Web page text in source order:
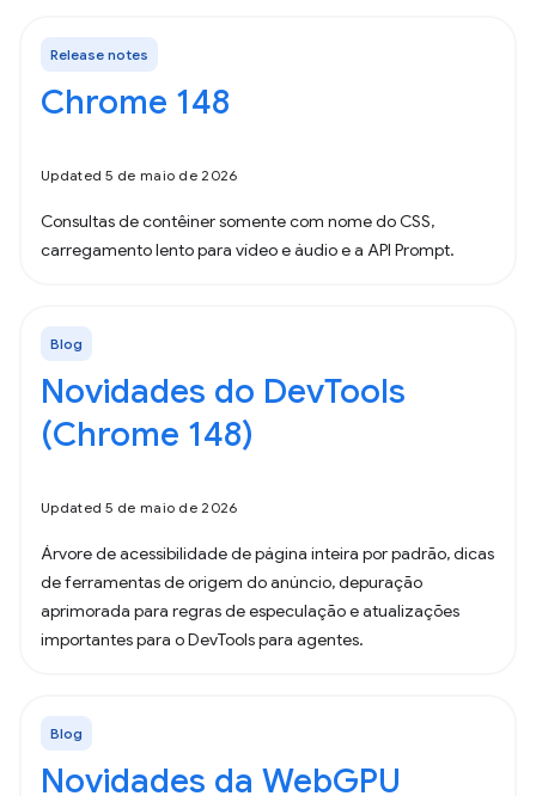
Release notes
Chrome 148
Updated 5 de maio de 2026
Consultas de contêiner somente com nome do CSS,
carregamento lento para vídeo e áudio e a API Prompt.
Blog
Novidades do DevTools
(Chrome 148)
Updated 5 de maio de 2026
Árvore de acessibilidade de página inteira por padrão, dicas
de ferramentas de origem do anúncio, depuração
aprimorada para regras de especulação e atualizações
importantes para o DevTools para agentes.
Blog
Novidades da WebGPU